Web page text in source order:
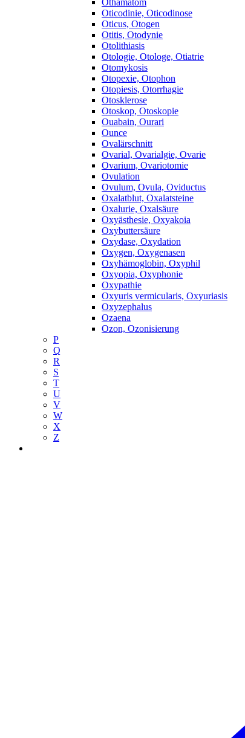
Othämatom
Oticodinie, Oticodinose
Oticus, Otogen
Otitis, Otodynie
Otolithiasis
Otologie, Otologe, Otiatrie
Otomykosis
Otopexie, Otophon
Otopiesis, Otorrhagie
Otosklerose
Otoskop, Otoskopie
Ouabain, Ourari
Ounce
Ovalärschnitt
Ovarial, Ovarialgie, Ovarie
Ovarium, Ovariotomie
Ovulation
Ovulum, Ovula, Oviductus
Oxalatblut, Oxalatsteine
Oxalurie, Oxalsäure
Oxyästhesie, Oxyakoia
Oxybuttersäure
Oxydase, Oxydation
Oxygen, Oxygenasen
Oxyhämoglobin, Oxyphil
Oxyopia, Oxyphonie
Oxypathie
Oxyuris vermicularis, Oxyuriasis
Oxyzephalus
Ozaena
Ozon, Ozonisierung
P
Q
R
S
T
U
V
W
X
Z